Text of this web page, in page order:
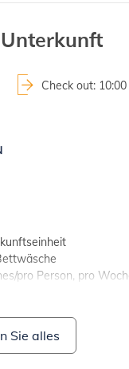
Check out: 10:00
pro Person, pro
Sie alles